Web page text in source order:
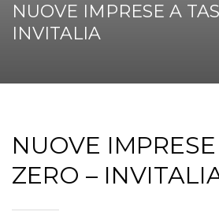
NUOVE IMPRESE A
INVITALIA
NUOVE
ZERO –